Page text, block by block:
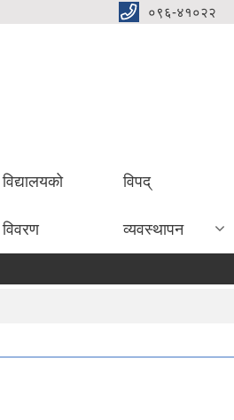
०९६-४१०२२
विद्यालयको
विवरण
विपद्
व्यवस्थापन